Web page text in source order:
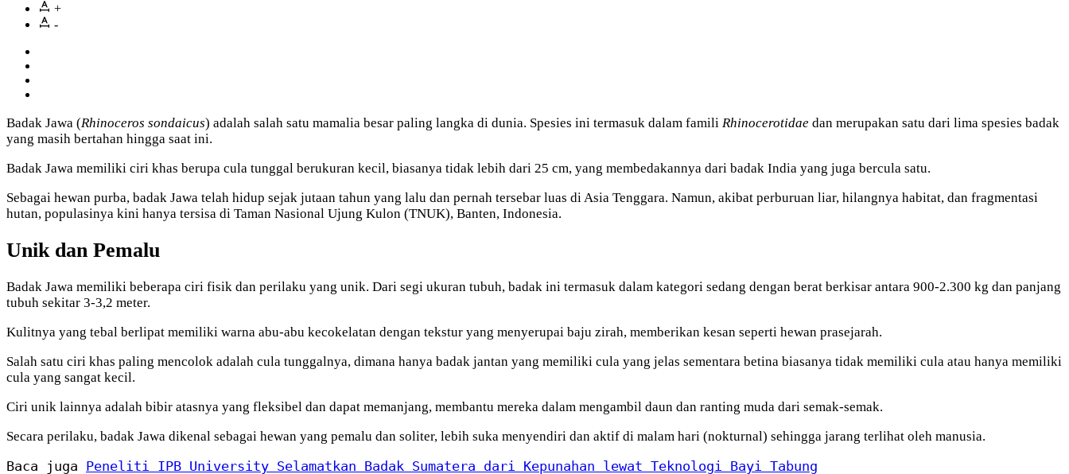
+
-
Badak Jawa (Rhinoceros sondaicus) adalah salah satu mamalia besar paling langka di dunia. Spesies ini termasuk dalam famili Rhinocerotidae dan merupakan satu dari lima spesies badak
yang masih bertahan hingga saat ini.
Badak Jawa memiliki ciri khas berupa cula tunggal berukuran kecil, biasanya tidak lebih dari 25 cm, yang membedakannya dari badak India yang juga bercula satu.
Sebagai hewan purba, badak Jawa telah hidup sejak jutaan tahun yang lalu dan pernah tersebar luas di Asia Tenggara. Namun, akibat perburuan liar, hilangnya habitat, dan fragmentasi
hutan, populasinya kini hanya tersisa di Taman Nasional Ujung Kulon (TNUK), Banten, Indonesia.
Unik dan Pemalu
Badak Jawa memiliki beberapa ciri fisik dan perilaku yang unik. Dari segi ukuran tubuh, badak ini termasuk dalam kategori sedang dengan berat berkisar antara 900-2.300 kg dan panjang
tubuh sekitar 3-3,2 meter.
Kulitnya yang tebal berlipat memiliki warna abu-abu kecokelatan dengan tekstur yang menyerupai baju zirah, memberikan kesan seperti hewan prasejarah.
Salah satu ciri khas paling mencolok adalah cula tunggalnya, dimana hanya badak jantan yang memiliki cula yang jelas sementara betina biasanya tidak memiliki cula atau hanya memiliki
cula yang sangat kecil.
Ciri unik lainnya adalah bibir atasnya yang fleksibel dan dapat memanjang, membantu mereka dalam mengambil daun dan ranting muda dari semak-semak.
Secara perilaku, badak Jawa dikenal sebagai hewan yang pemalu dan soliter, lebih suka menyendiri dan aktif di malam hari (nokturnal) sehingga jarang terlihat oleh manusia.
Baca juga Peneliti IPB University Selamatkan Badak Sumatera dari Kepunahan lewat Teknologi Bayi Tabung